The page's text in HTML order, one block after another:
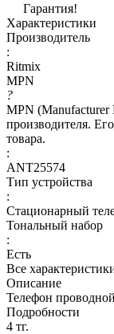
Гарантия!
Характеристики
Производитель
:
Ritmix
MPN
?
MPN (Manufacturer
производителя.
товара.
:
ANT25574
Тип устройства
:
Стационарный
Тональный набор
:
Есть
Все
Описание
Телефон
Подробности
4 тг.